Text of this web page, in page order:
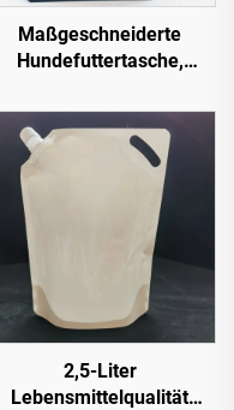
Maßgeschneiderte
Hundefuttertasche,
flacher Boden,
Reißverschluss, Mylar-
Beutel, hitzeversiegelbar,
Verpackungsbeutel mit
Sichtfenster
2,5-Liter
Lebensmittelqualität